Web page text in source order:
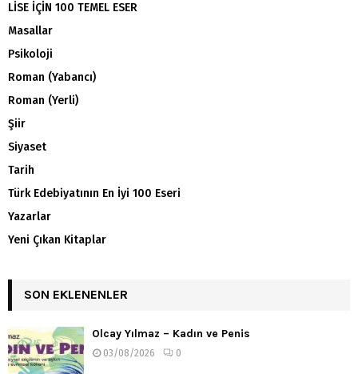
LİSE İÇİN 100 TEMEL ESER
Masallar
Psikoloji
Roman (Yabancı)
Roman (Yerli)
Şiir
Siyaset
Tarih
Türk Edebiyatının En İyi 100 Eseri
Yazarlar
Yeni Çıkan Kitaplar
SON EKLENENLER
Olcay Yılmaz – Kadın ve Penis
03/08/2026 0